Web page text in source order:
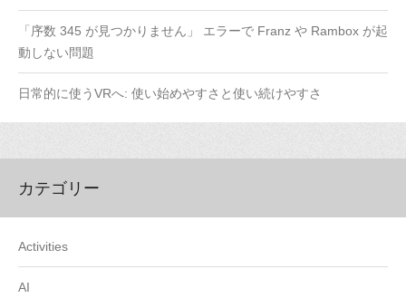
「序数 345 が見つかりません」 エラーで Franz や Rambox が起
動しない問題
日常的に使うVRへ: 使い始めやすさと使い続けやすさ
カテゴリー
Activities
AI